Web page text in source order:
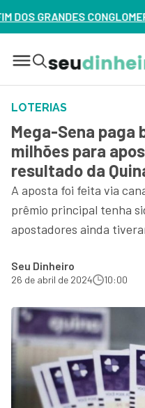
NO BRASIL? VEJA
LOTERIAS
Mega-Sena paga
milhões para
resultado da
A aposta foi feita via
prêmio principal tenha
apostadores ainda
Seu Dinheiro
26 de abril de 2024 10:00